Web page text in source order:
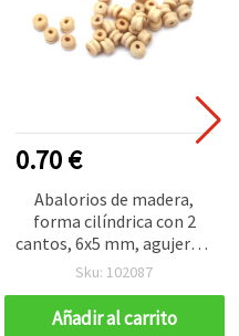
0.70 €
Abalorios de madera,
forma cilíndrica con 2
cantos, 6x5 mm, agujero 2
mm, color madera
uds.)
Sku: 102087
Añadir al carrito